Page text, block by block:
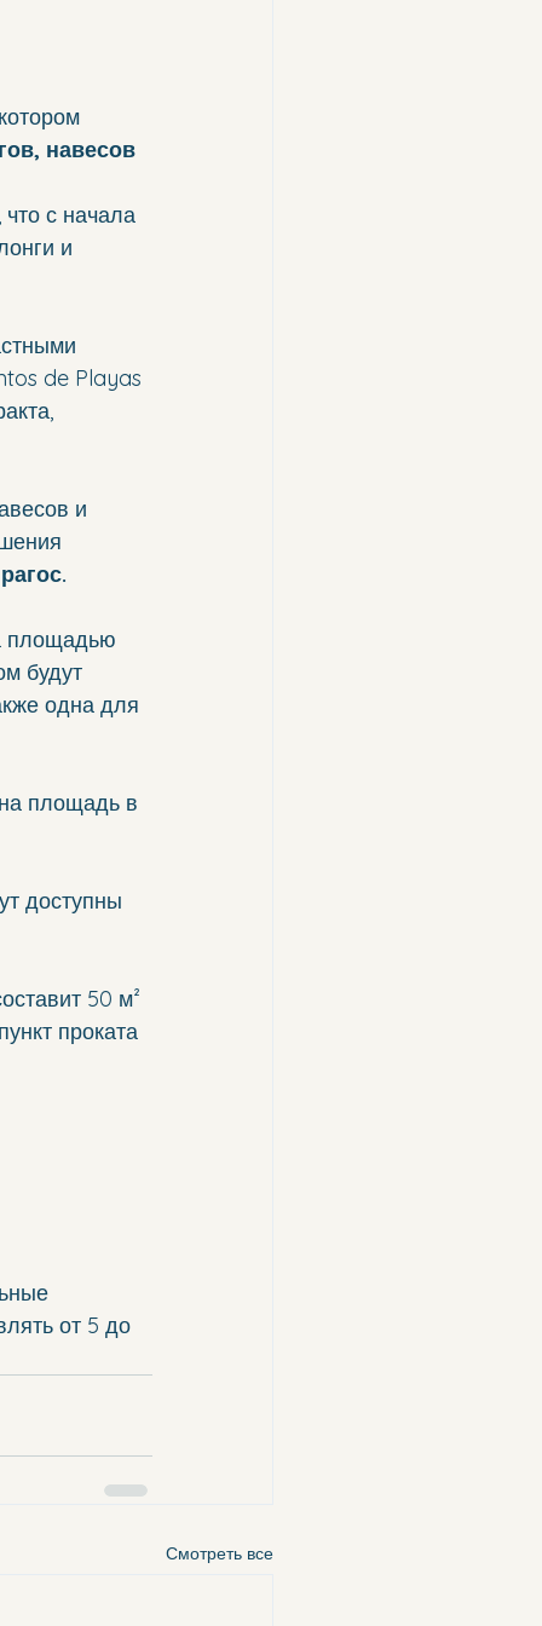
навесов
с начала
и
de Playas
и
площадью
будут
одна для
площадь в
доступны
50 м²
проката
от 5 до
Смотреть все